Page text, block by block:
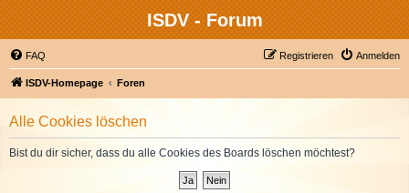
ISDV - Forum
FAQ Anmelden
Registrieren
ISDV-Homepage Foren
Alle Cookies löschen
Bist du dir sicher, dass du alle Cookies des Boards löschen möchtest?